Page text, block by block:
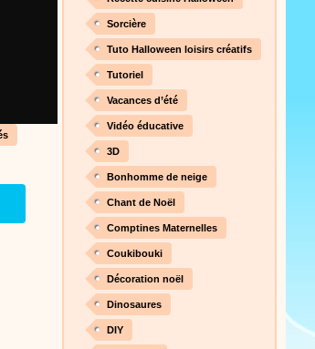
vidéo
Sorcière
Tuto Halloween loisirs créatifs
Tutoriel
Vacances d’été
Vidéo éducative
3D
Bonhomme de neige
Chant de Noël
Comptines Maternelles
Coukibouki
Décoration noël
Dinosaures
DIY